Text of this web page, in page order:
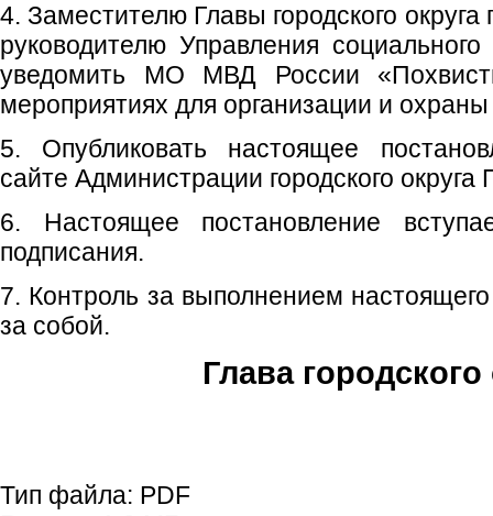
4. Заместителю Главы городского
руководителю Управления
уведомить МО МВД России
мероприятиях для организации и
5. Опубликовать настоящее
сайте Администрации городского округа
6. Настоящее постановление
подписания.
7. Контроль за выполнением
за собой.
Глава городского
Тип файла: PDF